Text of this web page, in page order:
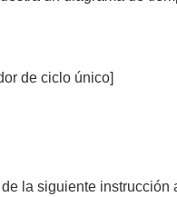
de ciclo único]
la siguiente instrucción